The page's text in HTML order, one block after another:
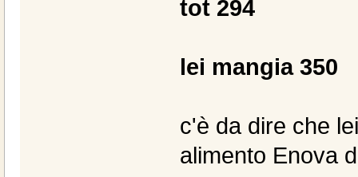
tot 294
lei mangia 350
c'è da dire che
alimento Enova